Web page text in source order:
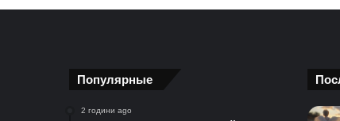
Популярные
2 години ago